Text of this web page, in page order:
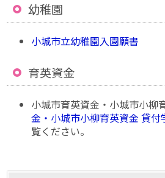
幼稚園
小城市立幼稚園入園願書
育英資金
小城市育英資金・小城市小柳
金・小城市小柳育英資金 貸付
覧ください。